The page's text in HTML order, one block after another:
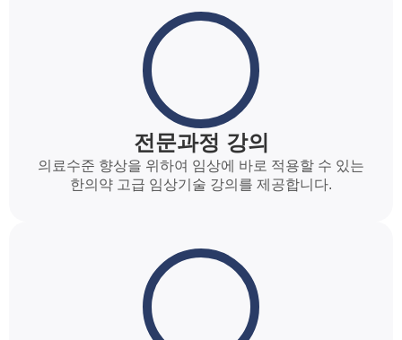
전문과정 강의
의료수준 향상을 위하여 임상에 바로 적용할 수 있는
한의약 고급 임상기술 강의를 제공합니다.